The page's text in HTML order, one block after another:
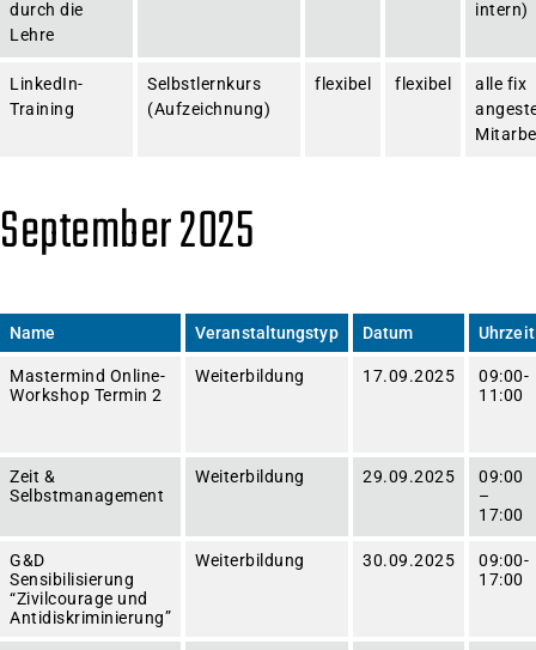
durch die
Lehre
intern)
LinkedIn-
Training
Selbstlernkurs
(Aufzeichnung)
flexibel flexibel
alle fix
September 2025
Name Veranstaltungstyp Datum Uhrzeit
Mastermind Online-
Workshop Termin 2
Weiterbildung 17.09.2025
09:00-
11:00
Zeit &
Selbstmanagement
Weiterbildung 29.09.2025
09:00
–
17:00
G&D
Sensibilisierung
“Zivilcourage und
Antidiskriminierung”
Weiterbildung 30.09.2025
09:00-
17:00